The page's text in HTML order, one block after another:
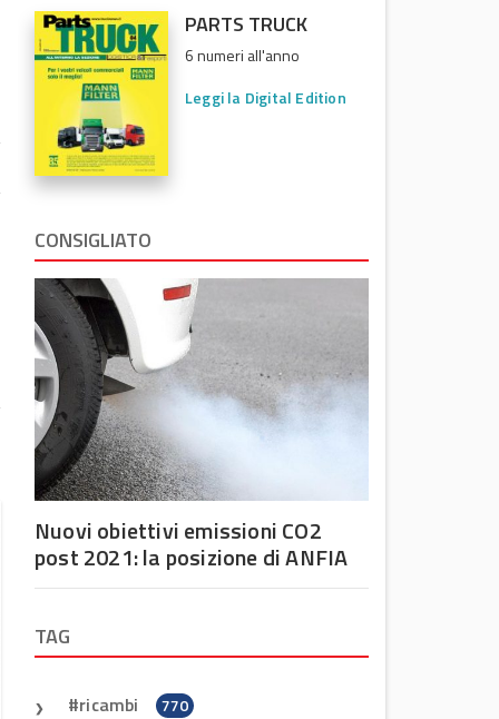
PARTS TRUCK
6 numeri all'anno
Leggi la Digital Edition
CONSIGLIATO
Nuovi obiettivi emissioni CO2
post 2021: la posizione di ANFIA
TAG
ricambi 770